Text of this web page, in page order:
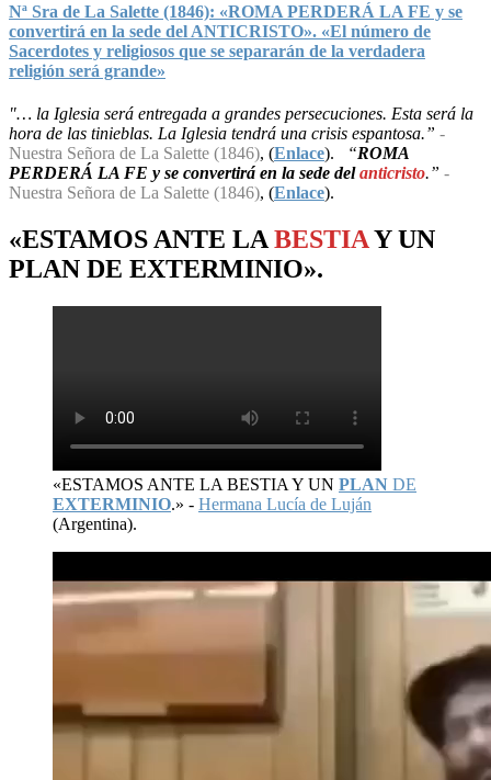
Nª Sra de La Salette (1846): «ROMA PERDERÁ LA FE y se
convertirá en la sede del ANTICRISTO». «El número de
Sacerdotes y religiosos que se separarán de la verdadera
religión será grande»
"… la Iglesia será entregada a grandes persecuciones. Esta será la
hora de las tinieblas. La Iglesia tendrá una crisis espantosa.” -
Nuestra Señora de La Salette (1846), (Enlace). “ROMA
PERDERÁ LA FE y se convertirá en la sede delanticristo.” -
Nuestra Señora de La Salette (1846), (Enlace).
«ESTAMOS ANTE LA BESTIAY UN
PLAN DE EXTERMINIO».
«ESTAMOS ANTE LA BESTIA Y UN PLAN DE
EXTERMINIO.» - Hermana Lucía de Luján
(Argentina).